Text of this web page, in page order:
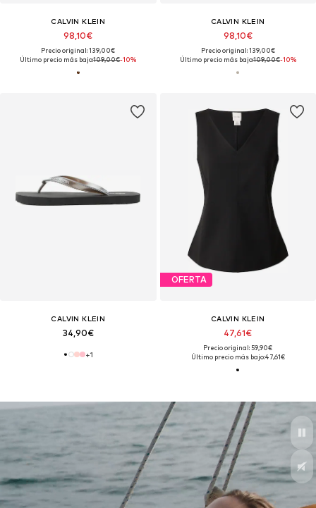
CALVIN KLEIN
98,10€
Precio original: 139,00€
Último precio más bajo:109,00€-10%
CALVIN KLEIN
98,10€
Precio original: 139,00€
Último precio más bajo:109,00€-10%
CALVIN KLEIN
34,90€
+1
OFERTA
CALVIN KLEIN
47,61€
Precio original: 59,90€
Último precio más bajo:47,61€